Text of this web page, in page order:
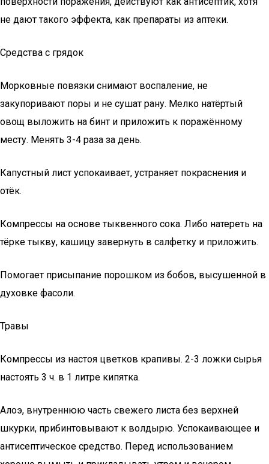
не дают такого эффекта, как препараты из аптеки.
Средства с грядок
Морковные повязки снимают воспаление, не
закупоривают поры и не сушат рану. Мелко натёртый
овощ выложить на бинт и приложить к поражённому
месту. Менять 3-4 раза за день.
Капустный лист успокаивает, устраняет покраснения и
отёк.
Компрессы на основе тыквенного сока. Либо натереть на
тёрке тыкву, кашицу завернуть в салфетку и приложить.
Помогает присыпание порошком из бобов, высушенной в
духовке фасоли.
Травы
Компрессы из настоя цветков крапивы. 2-3 ложки сырья
настоять 3 ч. в 1 литре кипятка.
Алоэ, внутреннюю часть свежего листа без верхней
шкурки, прибинтовывают к волдырю. Успокаивающее и
антисептическое средство. Перед использованием